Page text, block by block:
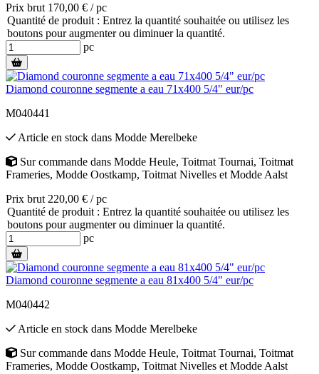
Prix brut 170,00 € / pc
Quantité de produit : Entrez la quantité souhaitée ou utilisez les
boutons pour augmenter ou diminuer la quantité.
pc
Diamond couronne segmente a eau 71x400 5/4" eur/pc
M040441
Article en stock dans Modde Merelbeke
Sur commande dans Modde Heule, Toitmat Tournai, Toitmat
Frameries, Modde Oostkamp, Toitmat Nivelles et Modde Aalst
Prix brut 220,00 € / pc
Quantité de produit : Entrez la quantité souhaitée ou utilisez les
boutons pour augmenter ou diminuer la quantité.
pc
Diamond couronne segmente a eau 81x400 5/4" eur/pc
M040442
Article en stock dans Modde Merelbeke
Sur commande dans Modde Heule, Toitmat Tournai, Toitmat
Frameries, Modde Oostkamp, Toitmat Nivelles et Modde Aalst